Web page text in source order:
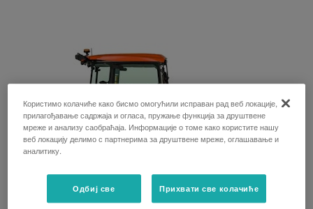
Користимо колачиће како бисмо омогућили исправан рад веб локације,
прилагођавање садржаја и огласа, пружање функција за друштвене
мреже и анализу саобраћаја. Информације о томе како користите нашу
веб локацију делимо с партнерима за друштвене мреже, оглашавање и
аналитику.
Одбиј све Прихвати све колачиће